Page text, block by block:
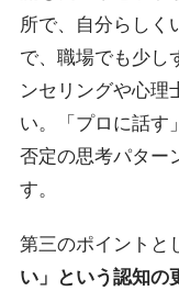
所で、自分らしく
で、職場でも少し
ンセリングや心理
い。「プロに話す
否定の思考パター
す。
第三のポイントと
い」という認知の